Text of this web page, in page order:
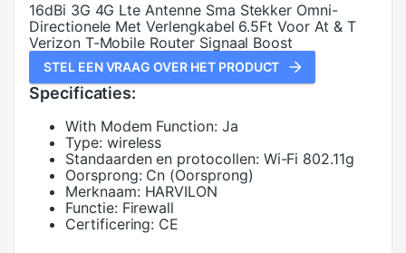
16dBi 3G 4G Lte Antenne Sma Stekker Omni-
Directionele Met Verlengkabel 6.5Ft Voor At & T
Verizon T-Mobile Router Signaal Boost
STEL EEN VRAAG OVER HET PRODUCT
Specificaties:
With Modem Function: Ja
Type: wireless
Standaarden en protocollen: Wi-Fi 802.11g
Oorsprong: Cn (Oorsprong)
Merknaam: HARVILON
Functie: Firewall
Certificering: CE